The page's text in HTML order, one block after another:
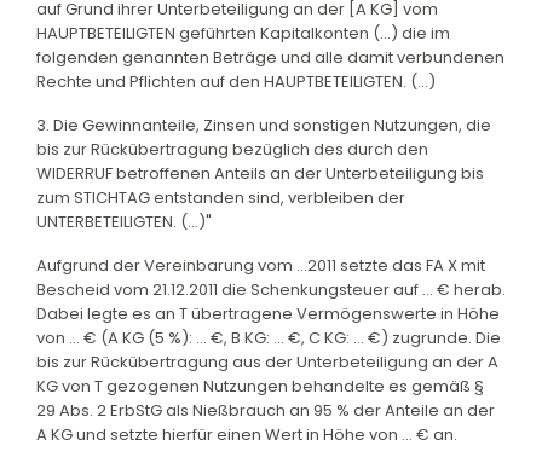
auf Grund ihrer Unterbeteiligung an der [A KG] vom
HAUPTBETEILIGTEN geführten Kapitalkonten (...) die im
folgenden genannten Beträge und alle damit verbundenen
Rechte und Pflichten auf den HAUPTBETEILIGTEN. (...)
3. Die Gewinnanteile, Zinsen und sonstigen Nutzungen, die
bis zur Rückübertragung bezüglich des durch den
WIDERRUF betroffenen Anteils an der Unterbeteiligung bis
zum STICHTAG entstanden sind, verbleiben der
UNTERBETEILIGTEN. (...)"
Aufgrund der Vereinbarung vom ...2011 setzte das FA X mit
Bescheid vom 21.12.2011 die Schenkungsteuer auf ... € herab.
Dabei legte es an T übertragene Vermögenswerte in Höhe
von ... € (A KG (5 %): ... €, B KG: ... €, C KG: ... €) zugrunde. Die
bis zur Rückübertragung aus der Unterbeteiligung an der A
KG von T gezogenen Nutzungen behandelte es gemäß §
29 Abs. 2 ErbStG als Nießbrauch an 95 % der Anteile an der
A KG und setzte hierfür einen Wert in Höhe von ... € an.